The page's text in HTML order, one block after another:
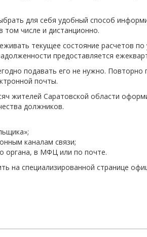
для себя удобный способ
числе и дистанционно.
текущее состояние расчетов
предоставляется
подавать его не нужно. Повторно
почты.
жителей Саратовской области
должников.
каналам связи;
органа, в МФЦ или по почте.
на специализированной странице